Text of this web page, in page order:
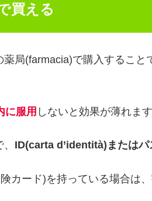
買える
局(farmacia)で購入すること
に服用 しないと効果が薄れま
ID(carta d’identità)またはパ
カード)を持っている場合は